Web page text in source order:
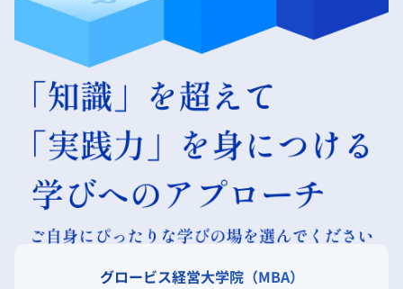
グロービス経営大学院（MBA）